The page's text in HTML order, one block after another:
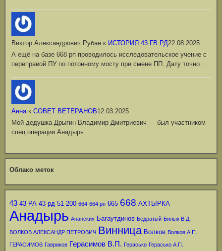
Виктор Александрович Рубан к ИСТОРИЯ 43 ГВ.РД22.08.2025
А ещё на базе 668 рп проводилось исследовательское учение с
переправой ПУ по потонному мосту при смене ПП. Дату точно…
Аннак СОВЕТ ВЕТЕРАНОВ12.03.2025
Мой дедушка Дрыгин Владимир Дмитриевич — был участником
спец.операции Анадырь.
Облако меток
43 43 РА 43 рд 51 200 664 664 рп 665 668 АХТЫРКА
Анадырь Ананских Багаутдинов Бедратый Билык В.Д.
ВОЛКОВ АЛЕКСАНДР ПЕТРОВИЧ Винница Волков Волков А.П.
ГЕРАСИМОВ Гавриков Герасимов В.П. Герасько Герасько А.П.